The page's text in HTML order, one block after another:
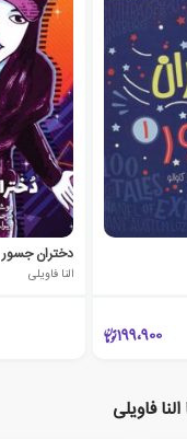
199،900
دختران جسور
النا فاویلی
فاویلی